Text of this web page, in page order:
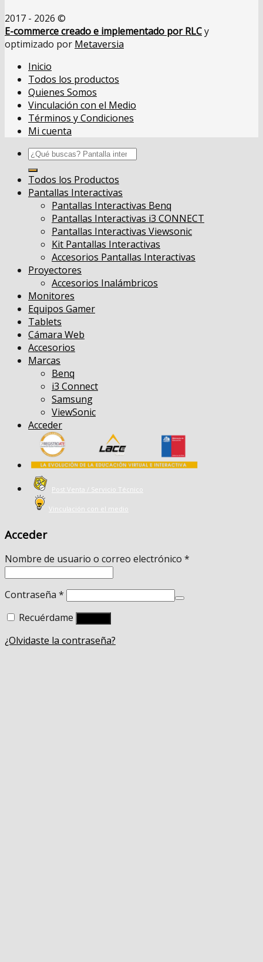
2017 - 2026 ©
E-commerce creado e implementado por RLCy
optimizado por Metaversia
Inicio
Todos los productos
Quienes Somos
Vinculación con el Medio
Términos y Condiciones
Mi cuenta
Buscar
por:
Todos los Productos
Pantallas Interactivas
Pantallas Interactivas Benq
Pantallas Interactivas i3 CONNECT
Pantallas Interactivas Viewsonic
Kit Pantallas Interactivas
Accesorios Pantallas Interactivas
Proyectores
Accesorios Inalámbricos
Monitores
Equipos Gamer
Tablets
Cámara Web
Accesorios
Marcas
Benq
i3 Connect
Samsung
ViewSonic
Acceder
Post Venta / Servicio Técnico
Vinculación con el medio
Acceder
Nombre de usuario o correo electrónico *
Contraseña *
Recuérdame
¿Olvidaste la contraseña?